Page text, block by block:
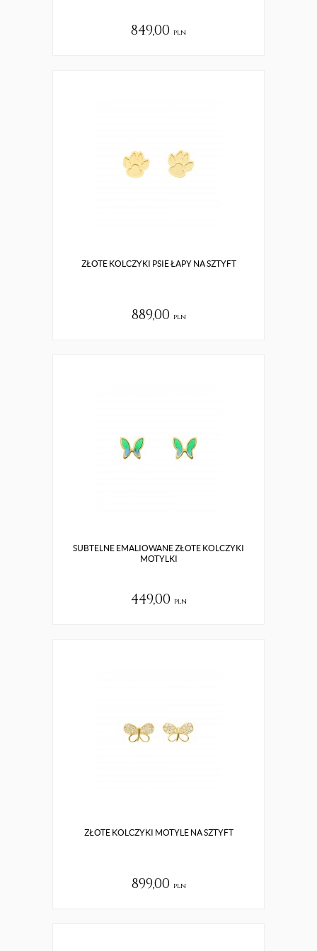
849,00 pln
ZŁOTE KOLCZYKI PSIE ŁAPY NA SZTYFT
889,00 pln
SUBTELNE EMALIOWANE ZŁOTE KOLCZYKI
MOTYLKI
449,00 pln
ZŁOTE KOLCZYKI MOTYLE NA SZTYFT
899,00 pln